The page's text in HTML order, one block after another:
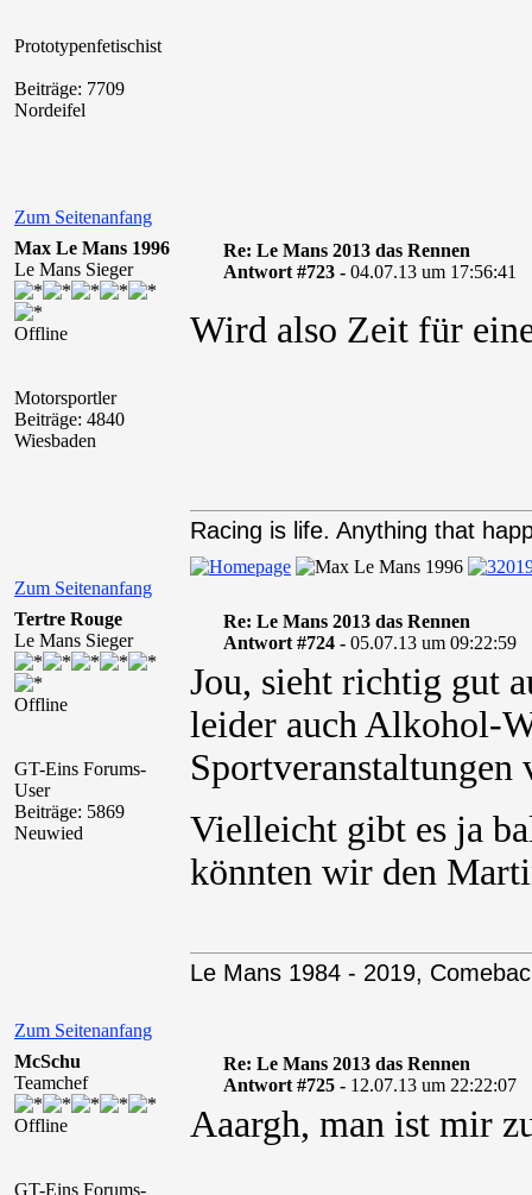
Prototypenfetischist
Beiträge: 7709
Nordeifel
Zum Seitenanfang
Max Le Mans 1996
Le Mans Sieger
Offline
Motorsportler
Beiträge: 4840
Wiesbaden
Re: Le Mans 2013 das Rennen
Antwort #723 - 04.07.13 um 17:56:41
Wird also Zeit für
Zum Seitenanfang
Racing is life. Anything that
Tertre Rouge
Le Mans Sieger
Offline
GT-Eins Forums-
User
Beiträge: 5869
Neuwied
Re: Le Mans 2013 das Rennen
Antwort #724 - 05.07.13 um 09:22:59
Jou, sieht richtig gut
leider auch Alkohol-
Sportveranstaltungen
Vielleicht gibt es ja
könnten wir den
Zum Seitenanfang
Le Mans 1984 - 2019,
McSchu
Teamchef
Offline
GT-Eins Forums-
Re: Le Mans 2013 das Rennen
Antwort #725 - 12.07.13 um 22:22:07
Aaargh, man ist mir